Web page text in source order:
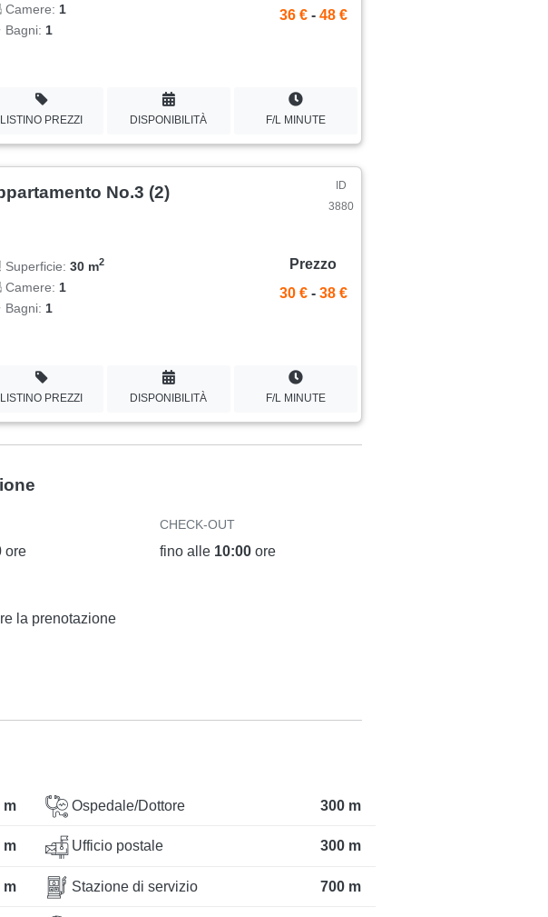
Camere: 1
Bagni: 1
36 € - 48 €
LISTINO PREZZI DISPONIBILITÀ F/L MINUTE
No.3 (2)
ID
3880
Superficie:30 m2
Camere: 1
Bagni: 1
Prezzo
30 € - 38 €
LISTINO PREZZI DISPONIBILITÀ F/L MINUTE
ore
CHECK-OUT
fino alle 10:00ore
la prenotazione
m
m
m
Ospedale/Dottore 300 m
Ufficio postale 300 m
Stazione di servizio 700 m